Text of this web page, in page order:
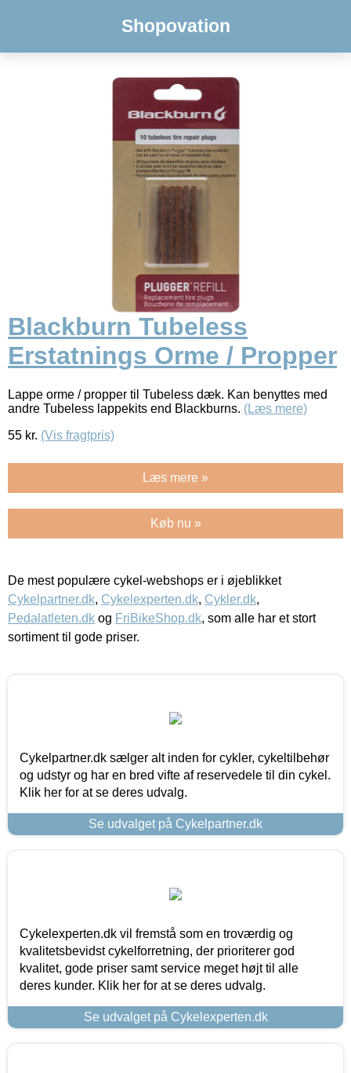
Shopovation
Blackburn Tubeless
Erstatnings Orme / Propper
Lappe orme / propper til Tubeless dæk. Kan benyttes med
andre Tubeless lappekits end Blackburns. (Læs mere)
55 kr. (Vis fragtpris)
Læs mere »
Køb nu »
De mest populære cykel-webshops er i øjeblikket
Cykelpartner.dk, Cykelexperten.dk, Cykler.dk,
Pedalatleten.dk og FriBikeShop.dk, som alle har et stort
sortiment til gode priser.
Cykelpartner.dk sælger alt inden for cykler, cykeltilbehør
og udstyr og har en bred vifte af reservedele til din cykel.
Klik her for at se deres udvalg.
Se udvalget på Cykelpartner.dk
Cykelexperten.dk vil fremstå som en troværdig og
kvalitetsbevidst cykelforretning, der prioriterer god
kvalitet, gode priser samt service meget højt til alle
deres kunder. Klik her for at se deres udvalg.
Se udvalget på Cykelexperten.dk